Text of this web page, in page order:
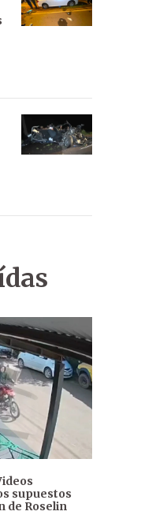
supuestos
de Roselin